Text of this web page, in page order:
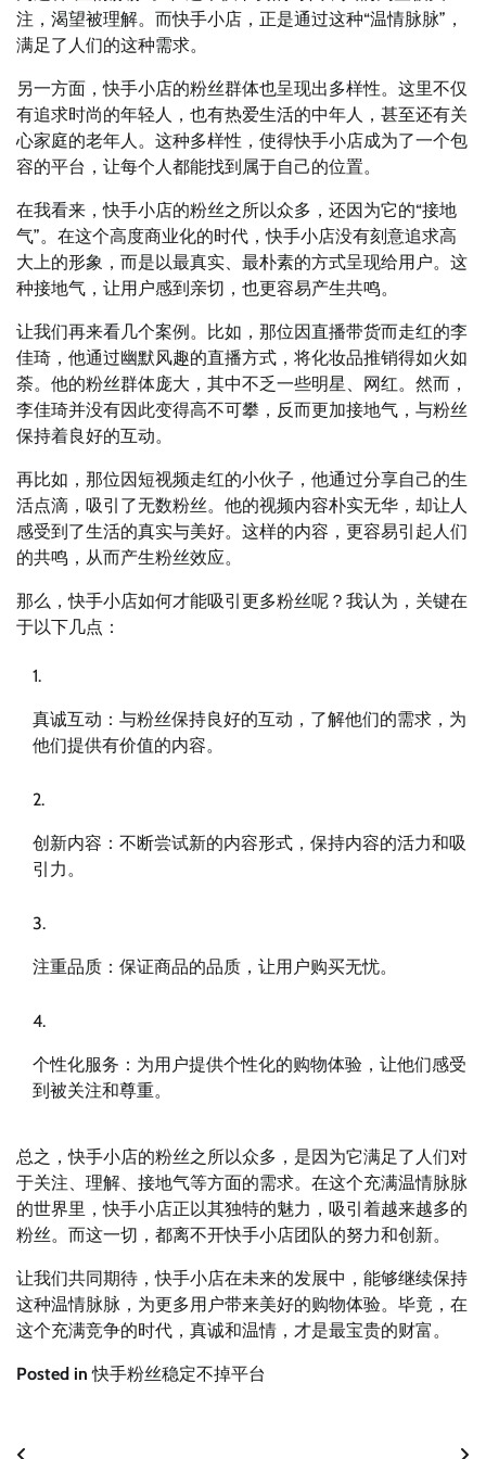
注，渴望被理解。而快手小店，正是通过这种“温情脉脉”，
满足了人们的这种需求。
另一方面，快手小店的粉丝群体也呈现出多样性。这里不仅
有追求时尚的年轻人，也有热爱生活的中年人，甚至还有关
心家庭的老年人。这种多样性，使得快手小店成为了一个包
容的平台，让每个人都能找到属于自己的位置。
在我看来，快手小店的粉丝之所以众多，还因为它的“接地
气”。在这个高度商业化的时代，快手小店没有刻意追求高
大上的形象，而是以最真实、最朴素的方式呈现给用户。这
种接地气，让用户感到亲切，也更容易产生共鸣。
让我们再来看几个案例。比如，那位因直播带货而走红的李
佳琦，他通过幽默风趣的直播方式，将化妆品推销得如火如
荼。他的粉丝群体庞大，其中不乏一些明星、网红。然而，
李佳琦并没有因此变得高不可攀，反而更加接地气，与粉丝
保持着良好的互动。
再比如，那位因短视频走红的小伙子，他通过分享自己的生
活点滴，吸引了无数粉丝。他的视频内容朴实无华，却让人
感受到了生活的真实与美好。这样的内容，更容易引起人们
的共鸣，从而产生粉丝效应。
那么，快手小店如何才能吸引更多粉丝呢？我认为，关键在
于以下几点：
真诚互动：与粉丝保持良好的互动，了解他们的需求，为
他们提供有价值的内容。
创新内容：不断尝试新的内容形式，保持内容的活力和吸
引力。
注重品质：保证商品的品质，让用户购买无忧。
个性化服务：为用户提供个性化的购物体验，让他们感受
到被关注和尊重。
总之，快手小店的粉丝之所以众多，是因为它满足了人们对
于关注、理解、接地气等方面的需求。在这个充满温情脉脉
的世界里，快手小店正以其独特的魅力，吸引着越来越多的
粉丝。而这一切，都离不开快手小店团队的努力和创新。
让我们共同期待，快手小店在未来的发展中，能够继续保持
这种温情脉脉，为更多用户带来美好的购物体验。毕竟，在
这个充满竞争的时代，真诚和温情，才是最宝贵的财富。
Posted in快手粉丝稳定不掉平台